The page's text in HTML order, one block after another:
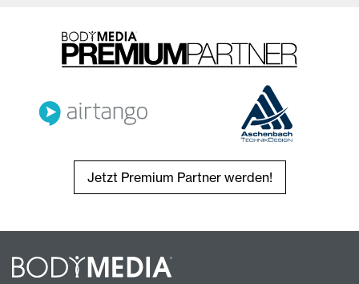
Jetzt Premium Partner werden!